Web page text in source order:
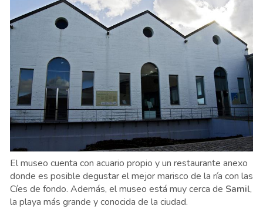
El museo cuenta con acuario propio y un restaurante anexo
donde es posible degustar el mejor marisco de la ría con las
Cíes de fondo. Además, el museo está muy cerca de Samil,
la playa más grande y conocida de la ciudad.